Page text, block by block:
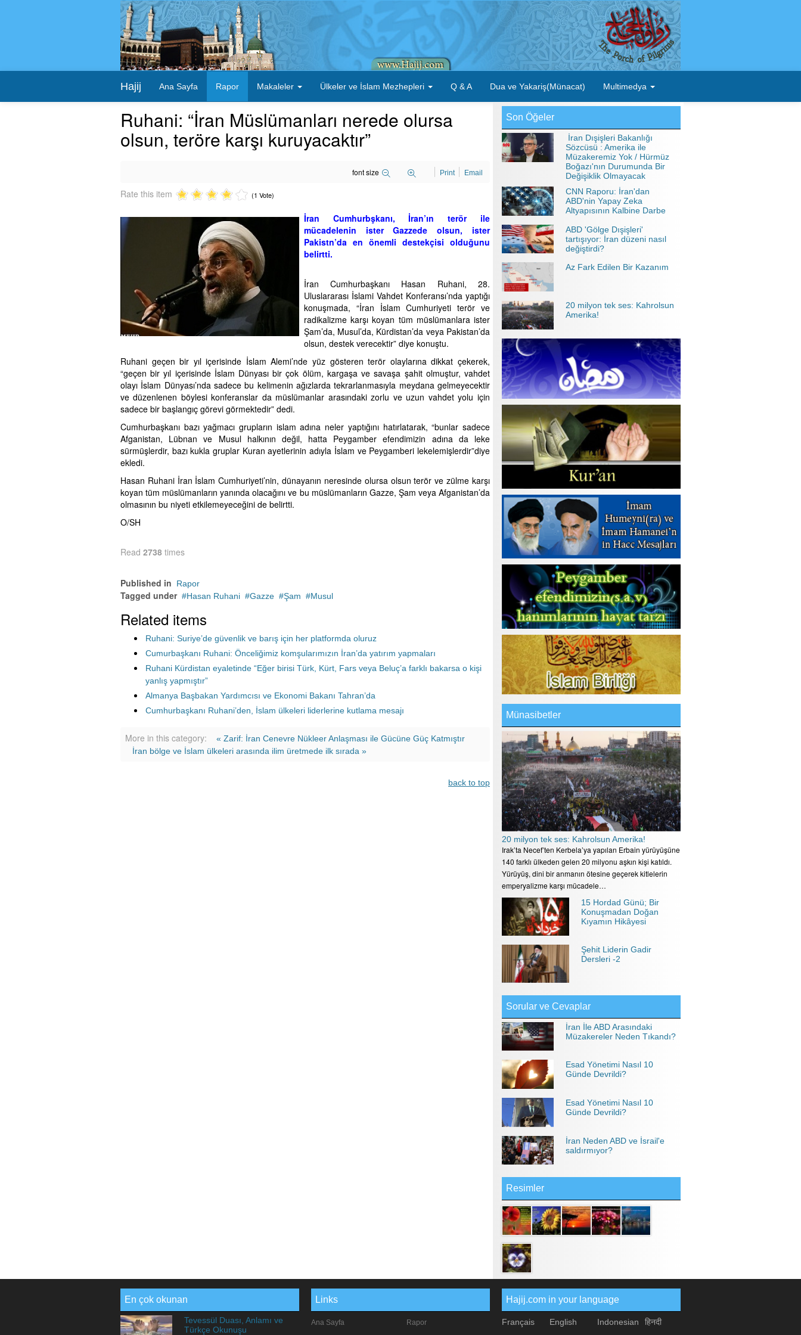
Hajij Ana Sayfa Rapor Makaleler Ülkeler ve İslam Mezhepleri Q & A Dua ve Yakariş(Münacat) Multimedya
Ruhani: “İran Müslümanları nerede olursa
olsun, teröre karşı kuruyacaktır”
font size Print Email
Rate this item (1 Vote)
İran Cumhurbşkanı, İran’ın terör ile
mücadelenin ister Gazzede olsun, ister
Pakistn’da en önemli destekçisi olduğunu
belirtti.
İran Cumhurbaşkanı Hasan Ruhani, 28.
Uluslararası İslami Vahdet Konferansı’nda yaptığı
konuşmada, “İran İslam Cumhuriyeti terör ve
radikalizme karşı koyan tüm müslümanlara ister
Şam’da, Musul’da, Kürdistan’da veya Pakistan’da
olsun, destek verecektir” diye konuştu.
Ruhani geçen bir yıl içerisinde İslam Alemi’nde yüz gösteren terör olaylarına dikkat çekerek,
“geçen bir yıl içerisinde İslam Dünyası bir çok ölüm, kargaşa ve savaşa şahit olmuştur, vahdet
olayı İslam Dünyası’nda sadece bu kelimenin ağızlarda tekrarlanmasıyla meydana gelmeyecektir
ve düzenlenen böylesi konferanslar da müslümanlar arasındaki zorlu ve uzun vahdet yolu için
sadece bir başlangıç görevi görmektedir” dedi.
Cumhurbaşkanı bazı yağmacı grupların islam adına neler yaptığını hatırlatarak, “bunlar sadece
Afganistan, Lübnan ve Musul halkının değil, hatta Peygamber efendimizin adına da leke
sürmüşlerdir, bazı kukla gruplar Kuran ayetlerinin adıyla İslam ve Peygamberi lekelemişlerdir”diye
ekledi.
Hasan Ruhani İran İslam Cumhuriyeti’nin, dünayanın neresinde olursa olsun terör ve zülme karşı
koyan tüm müslümanların yanında olacağını ve bu müslümanların Gazze, Şam veya Afganistan’da
olmasının bu niyeti etkilemeyeceğini de belirtti.
O/SH
Read 2738 times
Published in Rapor
Tagged under Hasan Ruhani Gazze Şam Musul
Related items
Ruhani: Suriye’de güvenlik ve barış için her platformda oluruz
Cumurbaşkanı Ruhani: Önceliğimiz komşularımızın İran’da yatırım yapmaları
Ruhani Kürdistan eyaletinde “Eğer birisi Türk, Kürt, Fars veya Beluç’a farklı bakarsa o kişi
yanlış yapmıştır”
Almanya Başbakan Yardımcısı ve Ekonomi Bakanı Tahran’da
Cumhurbaşkanı Ruhani’den, İslam ülkeleri liderlerine kutlama mesajı
More in this category:
« Zarif: İran Cenevre Nükleer Anlaşması ile Gücüne Güç Katmıştır
İran bölge ve İslam ülkeleri arasında ilim üretmede ilk sırada »
back to top
Son Öğeler
İran Dışişleri Bakanlığı
Sözcüsü : Amerika ile
Müzakeremiz Yok / Hürmüz
Boğazı'nın Durumunda Bir
Değişiklik Olmayacak
CNN Raporu: İran'dan
ABD'nin Yapay Zeka
Altyapısının Kalbine Darbe
ABD 'Gölge Dışişleri'
tartışıyor: İran düzeni nasıl
değiştirdi?
Az Fark Edilen Bir Kazanım
20 milyon tek ses: Kahrolsun
Amerika!
Münasibetler
20 milyon tek ses: Kahrolsun Amerika!
Irak’ta Necef’ten Kerbela’ya yapılan Erbain yürüyüşüne
140 farklı ülkeden gelen 20 milyonu aşkın kişi katıldı.
Yürüyüş, dini bir anmanın ötesine geçerek kitlelerin
emperyalizme karşı mücadele…
15 Hordad Günü; Bir
Konuşmadan Doğan
Kıyamın Hikâyesi
Şehit Liderin Gadir
Dersleri -2
Sorular ve Cevaplar
İran İle ABD Arasındaki
Müzakereler Neden Tıkandı?
Esad Yönetimi Nasıl 10
Günde Devrildi?
Esad Yönetimi Nasıl 10
Günde Devrildi?
İran Neden ABD ve İsrail'e
saldırmıyor?
Resimler
En çok okunan
Tevessül Duası, Anlamı ve
Türkçe Okunuşu
Links
Ana Sayfa Rapor
Hajij.com in your language
Français English Indonesian हिनदी